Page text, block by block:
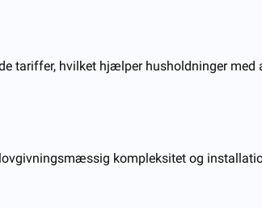
tariffer, hvilket hjælper husholdninger
kompleksitet og